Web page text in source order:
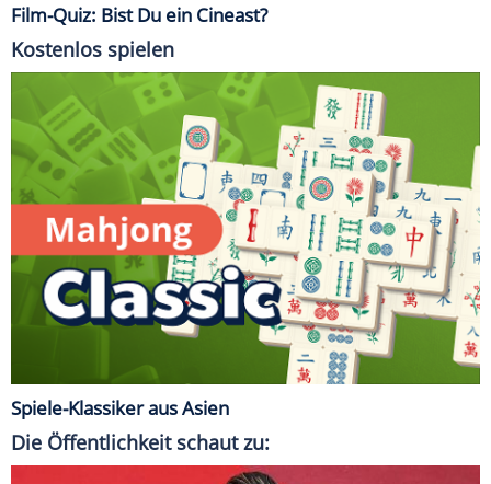
Film-Quiz: Bist Du ein Cineast?
Kostenlos spielen
Spiele-Klassiker aus Asien
Die Öffentlichkeit schaut zu: